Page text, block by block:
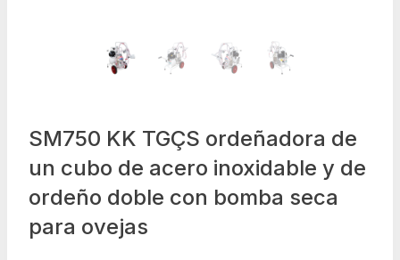
SM750 KK TGÇS ordeñadora de
un cubo de acero inoxidable y de
ordeño doble con bomba seca
para ovejas